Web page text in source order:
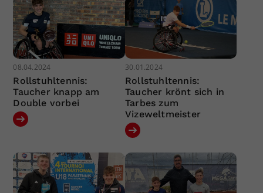
08.04.2024
Rollstuhltennis:
Taucher knapp am
Double vorbei
30.01.2024
Rollstuhltennis:
Taucher krönt sich in
Tarbes zum
Vizeweltmeister